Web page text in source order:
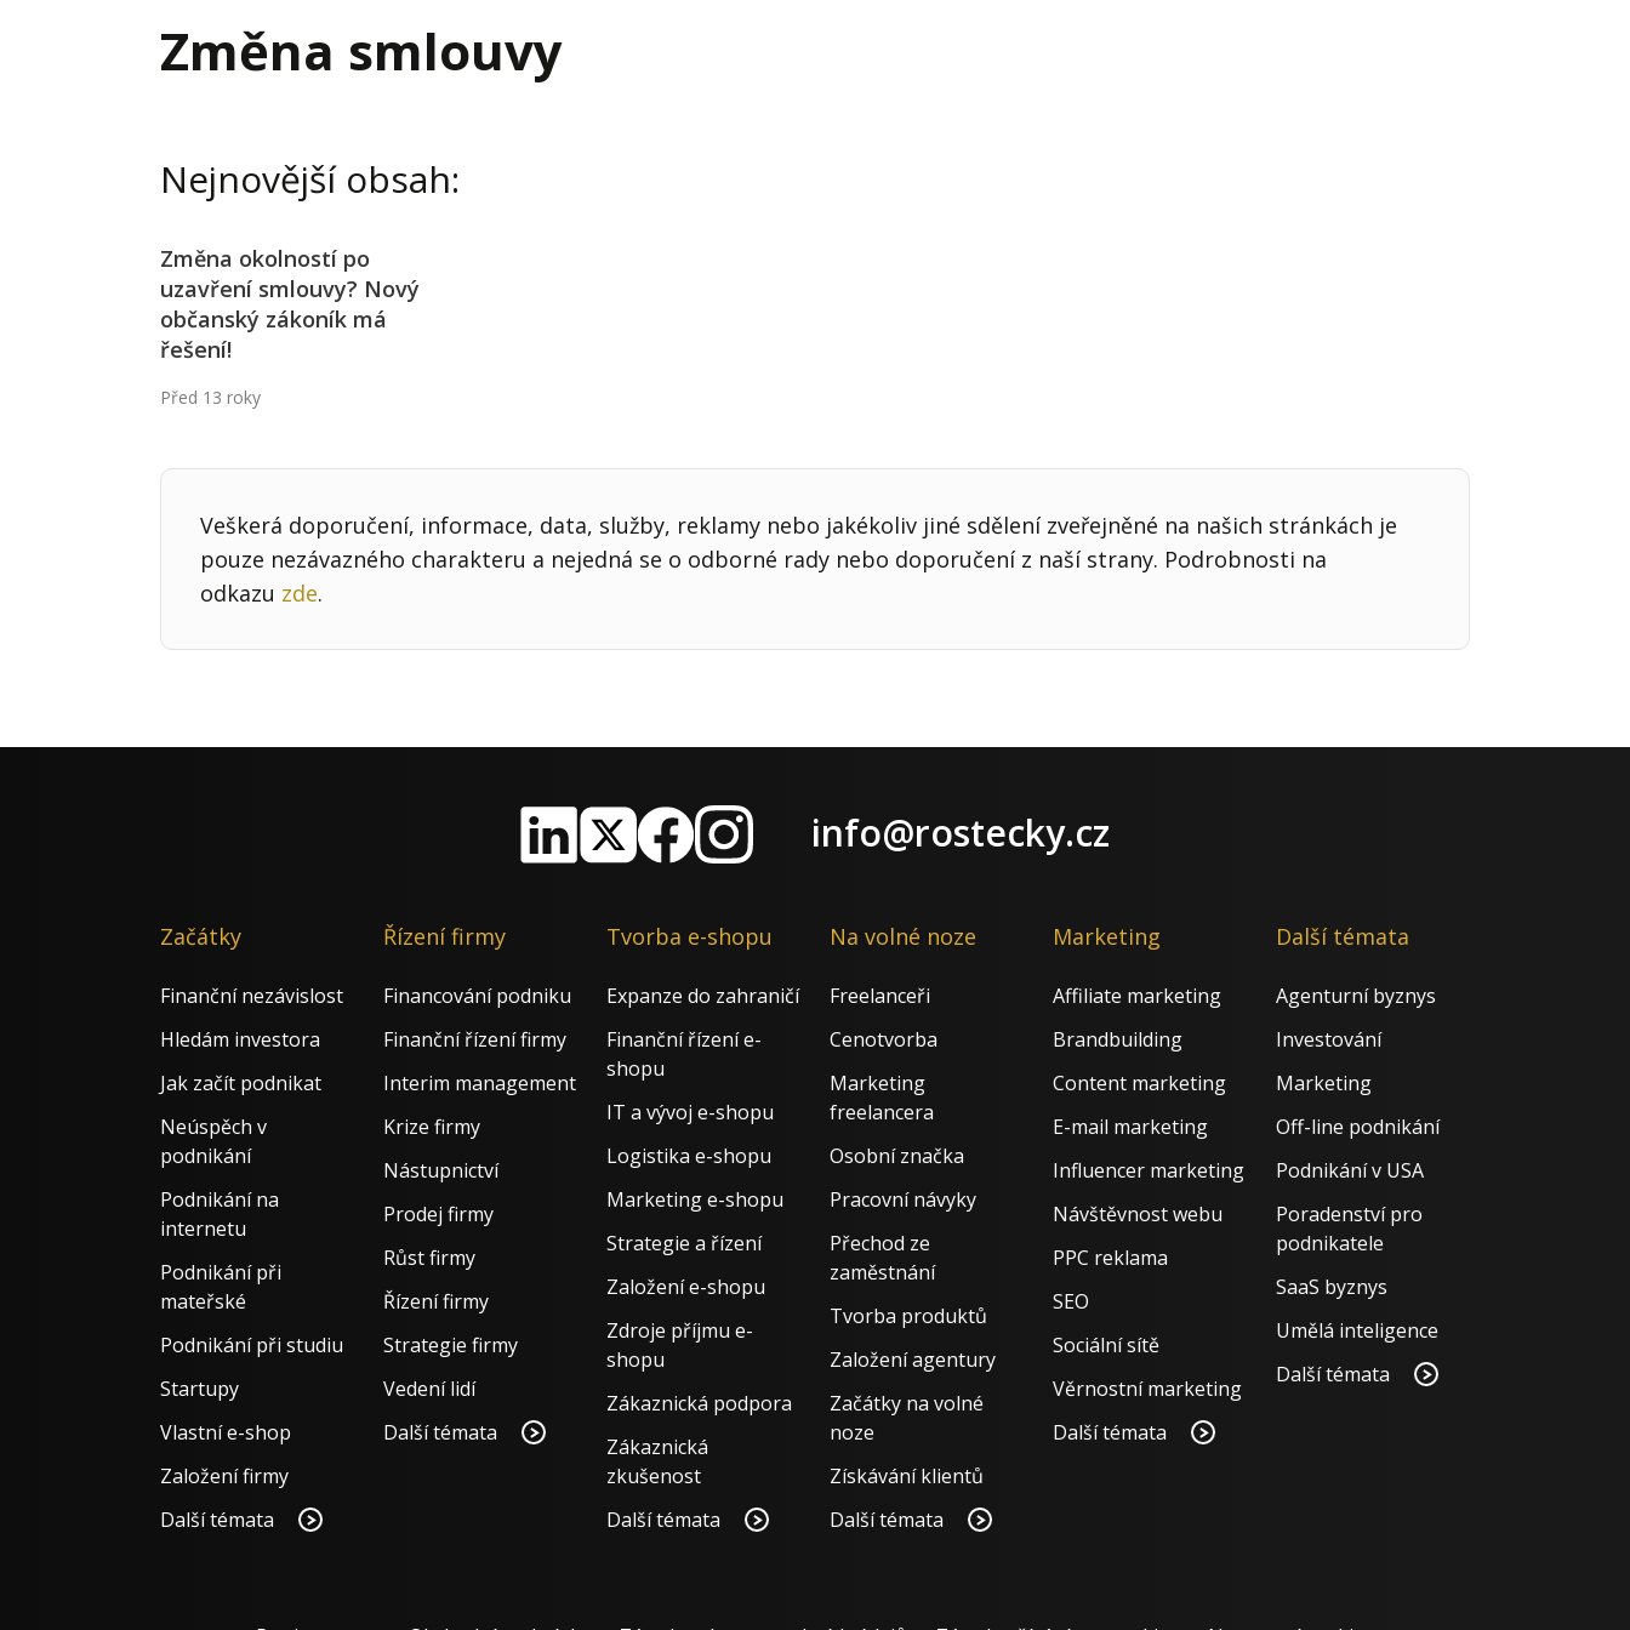
Interim management
Krizové řízení firmy
Projektové řízení
Změna smlouvy
Nejnovější obsah:
Změna okolností po
uzavření smlouvy? Nový
občanský zákoník má
řešení!
Před 13 roky
Veškerá doporučení, informace, data, služby, reklamy nebo jakékoliv jiné sdělení zveřejněné na našich stránkách je
pouze nezávazného charakteru a nejedná se o odborné rady nebo doporučení z naší strany. Podrobnosti na
odkazu zde.
info@rostecky.cz
Začátky
Finanční nezávislost
Hledám investora
Jak začít podnikat
Neúspěch v
podnikání
Podnikání na
internetu
Podnikání při
mateřské
Podnikání při studiu
Startupy
Vlastní e-shop
Založení firmy
Další témata
Řízení firmy
Financování podniku
Finanční řízení firmy
Interim management
Krize firmy
Nástupnictví
Prodej firmy
Růst firmy
Řízení firmy
Strategie firmy
Vedení lidí
Další témata
Tvorba e-shopu
Expanze do zahraničí
Finanční řízení e-
shopu
IT a vývoj e-shopu
Logistika e-shopu
Marketing e-shopu
Strategie a řízení
Založení e-shopu
Zdroje příjmu e-
shopu
Zákaznická podpora
Zákaznická
zkušenost
Další témata
Na volné noze
Freelanceři
Cenotvorba
Marketing
freelancera
Osobní značka
Pracovní návyky
Přechod ze
zaměstnání
Tvorba produktů
Založení agentury
Začátky na volné
noze
Získávání klientů
Další témata
Marketing
Affiliate marketing
Brandbuilding
Content marketing
E-mail marketing
Influencer marketing
Návštěvnost webu
PPC reklama
SEO
Sociální sítě
Věrnostní marketing
Další témata
Další témata
Agenturní byznys
Investování
Marketing
Off-line podnikání
Podnikání v USA
Poradenství pro
podnikatele
SaaS byznys
Umělá inteligence
Další témata